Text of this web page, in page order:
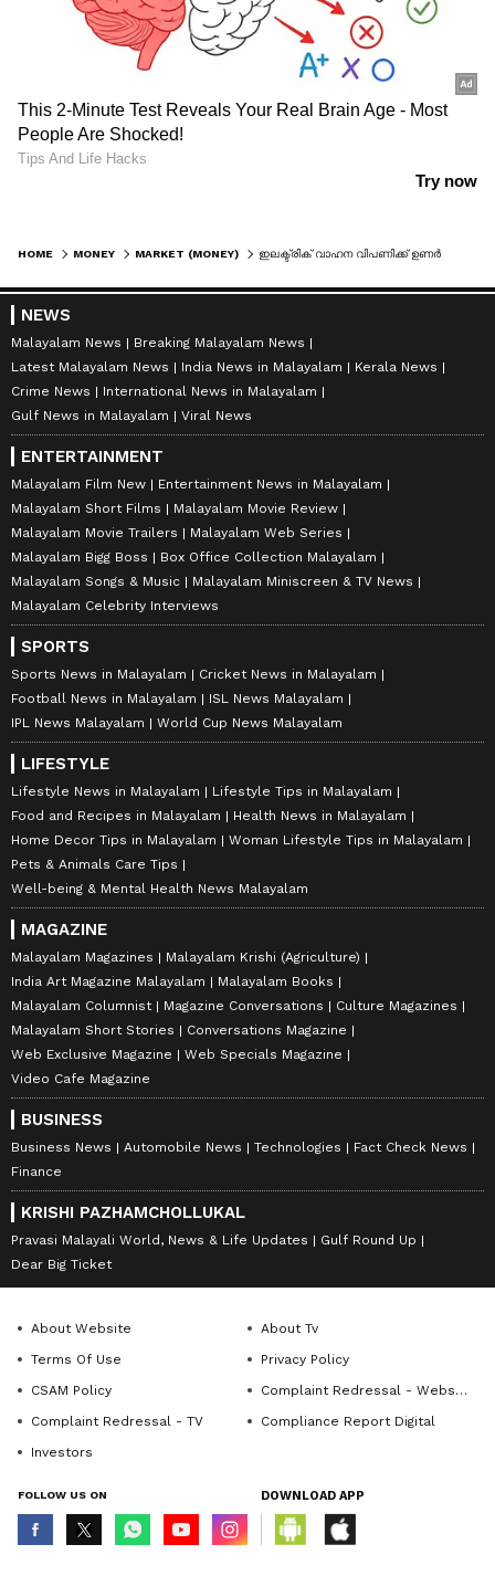
HOME MONEY MARKET (MONEY)
NEWS
Malayalam News
Breaking Malayalam News
Latest Malayalam News
India News in Malayalam
Kerala News
Crime News
International News in Malayalam
Gulf News in Malayalam
Viral News
ENTERTAINMENT
Malayalam Film New
Entertainment News in Malayalam
Malayalam Short Films
Malayalam Movie Review
Malayalam Movie Trailers
Malayalam Web Series
Malayalam Bigg Boss
Box Office Collection Malayalam
Malayalam Songs & Music
Malayalam Miniscreen & TV News
Malayalam Celebrity Interviews
SPORTS
Sports News in Malayalam
Cricket News in Malayalam
Football News in Malayalam
ISL News Malayalam
IPL News Malayalam
World Cup News Malayalam
LIFESTYLE
Lifestyle News in Malayalam
Lifestyle Tips in Malayalam
Food and Recipes in Malayalam
Health News in Malayalam
Home Decor Tips in Malayalam
Woman Lifestyle Tips in Malayalam
Pets & Animals Care Tips
Well-being & Mental Health News Malayalam
MAGAZINE
Malayalam Magazines
Malayalam Krishi (Agriculture)
India Art Magazine Malayalam
Malayalam Books
Malayalam Columnist
Magazine Conversations
Culture Magazines
Malayalam Short Stories
Conversations Magazine
Web Exclusive Magazine
Web Specials Magazine
Video Cafe Magazine
BUSINESS
Business News Automobile News Technologies
Fact Check News
Finance
KRISHI PAZHAMCHOLLUKAL
Pravasi Malayali World, News & Life Updates
Gulf Round Up
Dear Big Ticket
About Website
About Tv
Terms Of Use
Privacy Policy
CSAM Policy
Complaint Redressal - Website
Complaint Redressal - TV
Compliance Report Digital
Investors
FOLLOW US ON DOWNLOAD APP